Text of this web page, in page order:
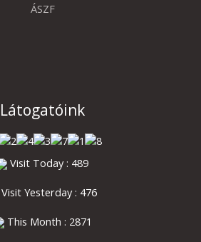
ÁSZF
Látogatóink
Visit Today : 489
Visit Yesterday : 476
This Month : 2871